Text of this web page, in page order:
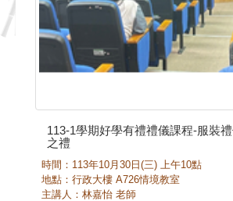
113-1學期好學有禮禮儀課程-服裝
之禮
時間：113年10月30日(三) 上午10點
地點：行政大樓 A726情境教室
主講人：林嘉怡 老師